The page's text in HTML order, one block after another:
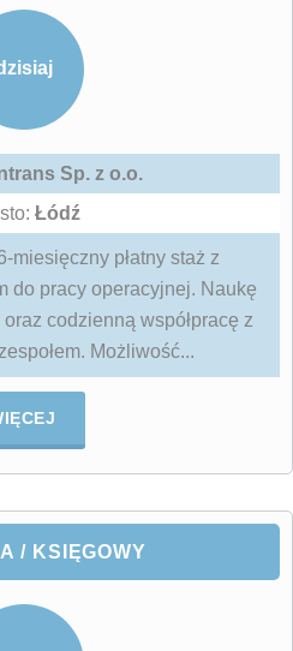
Sp. z o.o.
Łódź
miesięczny płatny staż z
do pracy operacyjnej. Naukę
codzienną współpracę z
Możliwość...
/ KSIĘGOWY